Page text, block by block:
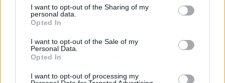
I want to opt-out of the Sharing of my
personal data.
Opted In
I want to opt-out of the Sale of my
Personal Data.
Opted In
I want to opt-out of processing my
y ahora están en 5.
política, el futuro de IU está "garantizado
política y financieramente".